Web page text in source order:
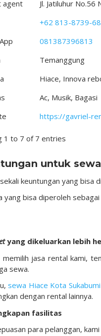
agent
Jl. Jatiluhur
+62 813-8739-
081387396813
Temanggung
Hiace, Innova
Ac, Musik, Bagasi
https://gavriel-
1 to 7 of 7 entries
untuk
keuntungan yang bisa
yang bisa diperoleh
yang dikeluarkan lebih
memilih jasa rental kami,
sewa.
sewa Hiace Kota Sukabumi
dengan rental lainnya.
fasilitas
para pelanggan,